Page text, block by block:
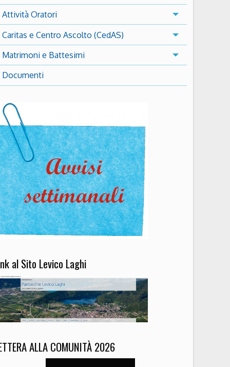
Attività Oratori
Caritas e Centro Ascolto (CedAS)
Matrimoni e Battesimi
Documenti
al Sito Levico Laghi
ALLA COMUNITÀ 2026